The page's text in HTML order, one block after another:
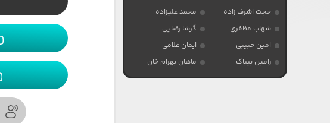
حجت اشرف زاده
محمد علیزاده
شهاب مظفری
گرشا رضایی
امین حبیبی
ایمان غلامی
رامین بیباک
ماهان بهرام خان